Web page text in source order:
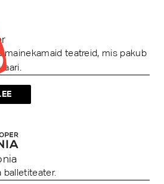
mainekamaid teatreid, mis pakub
balletiteater.